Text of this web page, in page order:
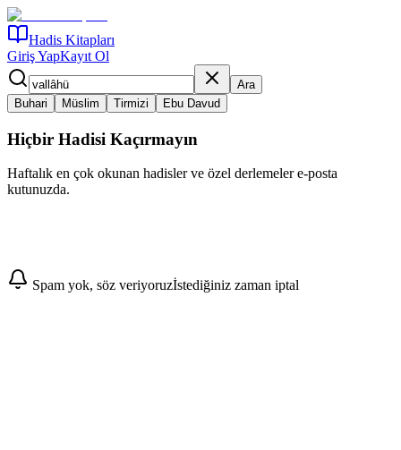
Hadis Kitapları
Giriş YapKayıt Ol
Ara
Buhari
Müslim Tirmizi Ebu Davud
Hiçbir Hadisi Kaçırmayın
Haftalık en çok okunan hadisler ve özel derlemeler e-posta
kutunuzda.
Abone Ol
Spam yok, söz veriyoruzİstediğiniz zaman iptal